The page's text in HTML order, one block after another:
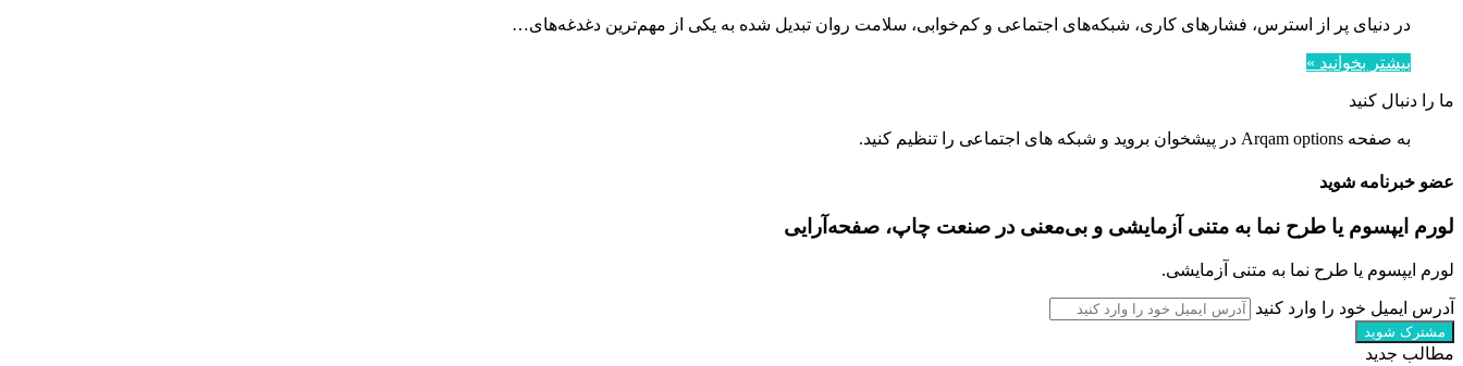
در دنیای پر از استرس، فشارهای کاری، شبکه‌های اجتماعی و کم‌خوابی، سلامت روان تبدیل شده به یکی از مهم‌ترین دغدغه‌های…
بیشتر بخوانید »
ما را دنبال کنید
به صفحه Arqam options در پیشخوان بروید و شبکه های اجتماعی را تنظیم کنید.
عضو خبرنامه شوید
لورم ایپسوم یا طرح‌ نما به متنی آزمایشی و بی‌معنی در صنعت چاپ، صفحه‌آرایی
لورم ایپسوم یا طرح‌ نما به متنی آزمایشی.
آدرس ایمیل خود را وارد کنید
مطالب جدید